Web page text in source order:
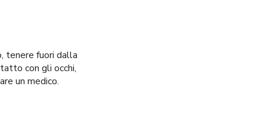
tenere fuori dalla
con gli occhi,
un medico.